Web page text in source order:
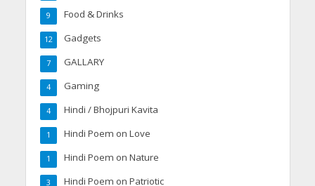
Food & Drinks
9
Gadgets
12
GALLARY
7
Gaming
4
Hindi / Bhojpuri Kavita
4
Hindi Poem on Love
1
Hindi Poem on Nature
1
Hindi Poem on Patriotic
3